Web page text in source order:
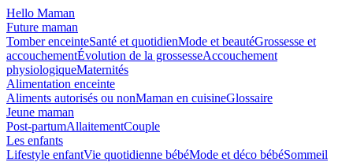
Hello Maman
Future maman
Tomber enceinteSanté et quotidienMode et beautéGrossesse et
accouchementÉvolution de la grossesseAccouchement
physiologiqueMaternités
Alimentation enceinte
Aliments autorisés ou nonMaman en cuisineGlossaire
Jeune maman
Post-partumAllaitementCouple
Les enfants
Lifestyle enfantVie quotidienne bébéMode et déco bébéSommeil